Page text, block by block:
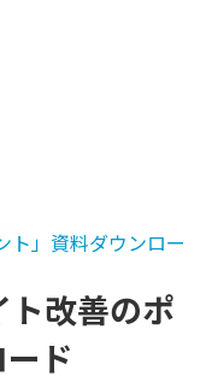
ト」資料ダウンロー
ト改善のポ
ド